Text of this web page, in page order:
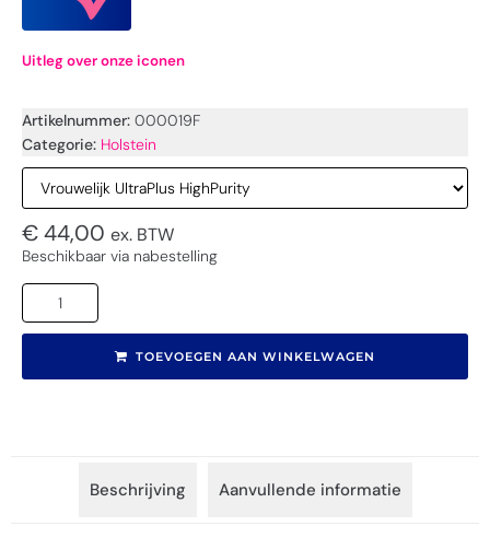
Uitleg over onze iconen
Artikelnummer: 000019F
Categorie: Holstein
€44,00 ex. BTW
Beschikbaar via nabestelling
TOEVOEGEN AAN WINKELWAGEN
Beschrijving Aanvullende informatie